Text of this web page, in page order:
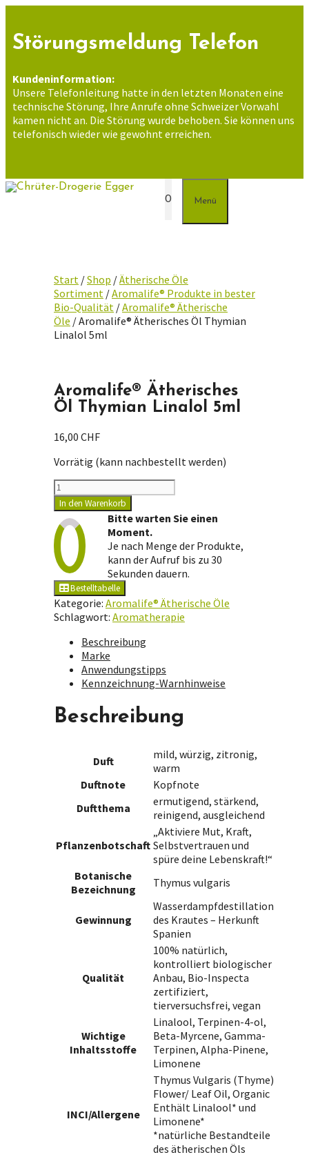
springen
Störungsmeldung Telefon
Kundeninformation:
Unsere Telefonleitung hatte in den letzten Monaten eine
technische Störung, Ihre Anrufe ohne Schweizer Vorwahl
kamen nicht an. Die Störung wurde behoben. Sie können uns
telefonisch wieder wie gewohnt erreichen.
0 Menü
Start /Shop /Ätherische Öle
Sortiment /Aromalife® Produkte in bester
Bio-Qualität /Aromalife® Ätherische
Öle / Aromalife® Ätherisches Öl Thymian
Linalol 5ml
Aromalife® Ätherisches
Öl Thymian Linalol 5ml
16,00 CHF
Vorrätig (kann nachbestellt werden)
Aromalife®
Ätherisches
Öl
Thymian
Linalol
5ml
Menge
In den Warenkorb
Bitte warten Sie einen
Moment.
Je nach Menge der Produkte,
kann der Aufruf bis zu 30
Sekunden dauern.
Bestelltabelle
Kategorie: Aromalife® Ätherische Öle
Schlagwort: Aromatherapie
Beschreibung
Marke
Anwendungstipps
Kennzeichnung-Warnhinweise
Beschreibung
Duft
mild, würzig, zitronig,
warm
Duftnote
Kopfnote
Duftthema
ermutigend, stärkend,
reinigend, ausgleichend
Pflanzenbotschaft
„Aktiviere Mut, Kraft,
Selbstvertrauen und
spüre deine Lebenskraft!“
Botanische
Bezeichnung
Thymus vulgaris
Gewinnung
Wasserdampfdestillation
des Krautes – Herkunft
Spanien
Qualität
100% natürlich,
kontrolliert biologischer
Anbau, Bio-Inspecta
zertifiziert,
tierversuchsfrei, vegan
Wichtige
Inhaltsstoffe
Linalool, Terpinen-4-ol,
Beta-Myrcene, Gamma-
Terpinen, Alpha-Pinene,
Limonene
INCI/Allergene
Thymus Vulgaris (Thyme)
Flower/ Leaf Oil, Organic
Enthält Linalool* und
Limonene*
*natürliche Bestandteile
des ätherischen Öls